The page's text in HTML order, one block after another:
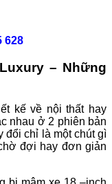
628
– Những
kế về nội thất hay
nhau ở 2 phiên bản
đổi chỉ là một chút gì
đợi hay đơn giản